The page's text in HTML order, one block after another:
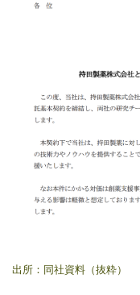
出所：同社資料（抜粋）